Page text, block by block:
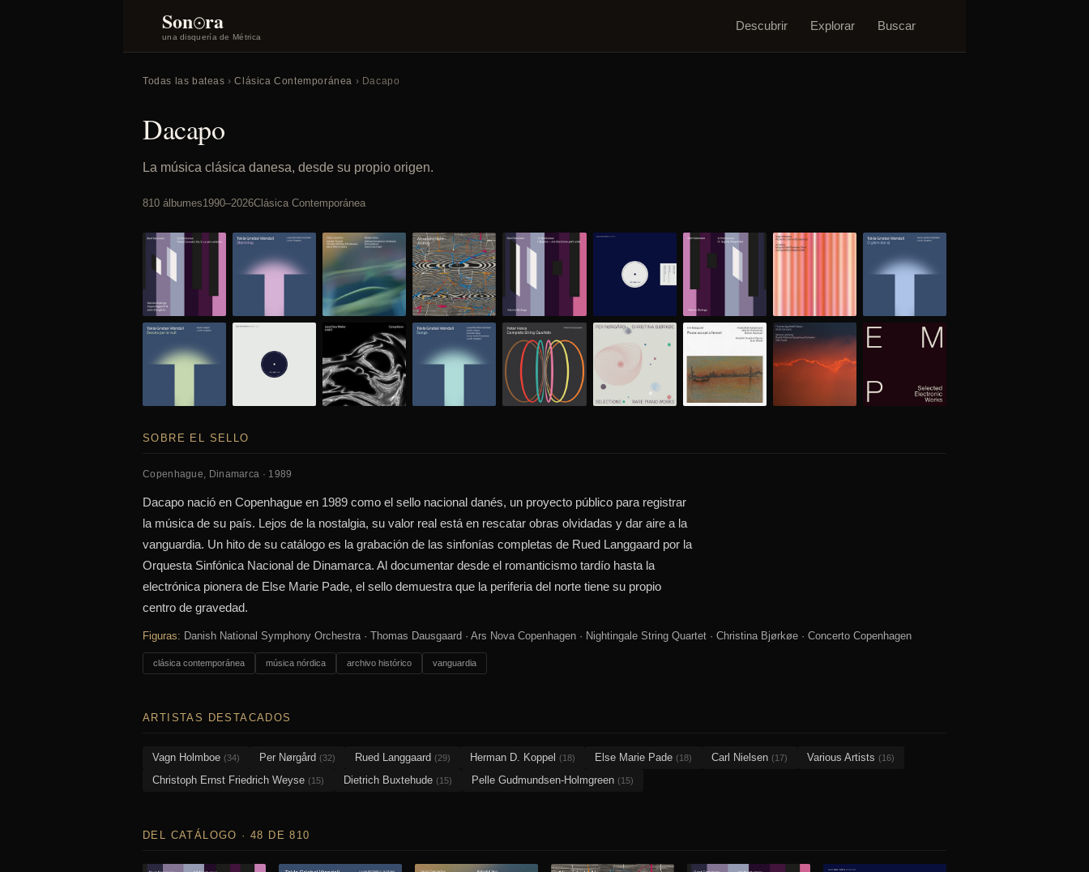
Son o
ra
una disquería de Métrica
Descubrir Explorar Buscar
Todas las bateas ›Clásica Contemporánea › Dacapo
Dacapo
La música clásica danesa, desde su propio origen.
810 álbumes1990–2026Clásica Contemporánea
SOBRE EL SELLO
Copenhague, Dinamarca · 1989
Dacapo nació en Copenhague en 1989 como el sello nacional danés, un proyecto público para registrar
la música de su país. Lejos de la nostalgia, su valor real está en rescatar obras olvidadas y dar aire a la
vanguardia. Un hito de su catálogo es la grabación de las sinfonías completas de Rued Langgaard por la
Orquesta Sinfónica Nacional de Dinamarca. Al documentar desde el romanticismo tardío hasta la
electrónica pionera de Else Marie Pade, el sello demuestra que la periferia del norte tiene su propio
centro de gravedad.
Figuras: Danish National Symphony Orchestra · Thomas Dausgaard · Ars Nova Copenhagen · Nightingale String Quartet · Christina Bjørkøe · Concerto Copenhagen
clásica contemporánea música nórdica archivo histórico vanguardia
ARTISTAS DESTACADOS
Vagn Holmboe (34) Per Nørgård (32) Rued Langgaard (29) Herman D. Koppel (18) Else Marie Pade (18) Carl Nielsen (17) Various Artists (16)
Christoph Ernst Friedrich Weyse (15) Dietrich Buxtehude (15) Pelle Gudmundsen-Holmgreen (15)
DEL CATÁLOGO · 48 DE 810